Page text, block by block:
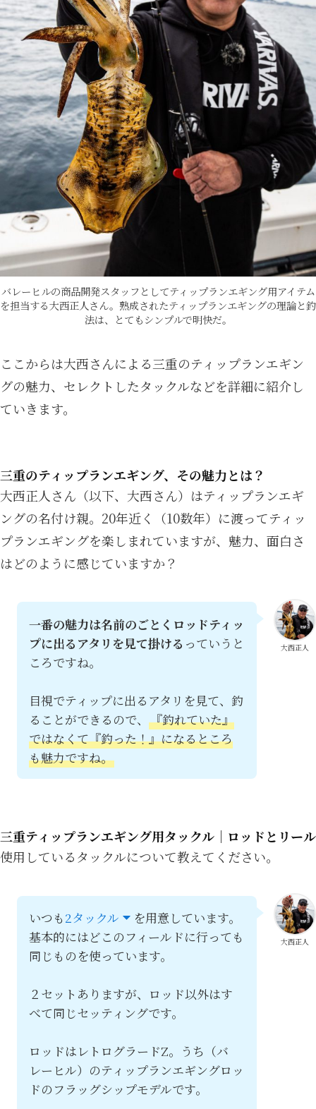
バレーヒルの商品開発スタッフとしてティップランエギング用アイテム
を担当する大西正人さん。熟成されたティップランエギングの理論と釣
法は、とてもシンプルで明快だ。
ここからは大西さんによる三重のティップランエギン
グの魅力、セレクトしたタックルなどを詳細に紹介し
ていきます。
三重のティップランエギング、その魅力とは？
大西正人さん（以下、大西さん）はティップランエギ
ングの名付け親。20年近く（10数年）に渡ってティッ
プランエギングを楽しまれていますが、魅力、面白さ
はどのように感じていますか？
大西正人
一番の魅力は名前のごとくロッドティッ
プに出るアタリを見て掛ける っていうと
ころですね。
目視でティップに出るアタリを見て、釣
ることができるので、『釣れていた』
ではなくて『釣った！』になるところ
も魅力ですね。
三重ティップランエギング用タックル｜ロッドとリール
使用しているタックルについて教えてください。
大西正人
いつも 2タックル
を用意しています。
基本的にはどこのフィールドに行っても
同じものを使っています。
２セットありますが、ロッド以外はす
べて同じセッティングです。
ロッドはレトログラードZ。うち（バ
レーヒル）のティップランエギングロッ
ドのフラッグシップモデルです。